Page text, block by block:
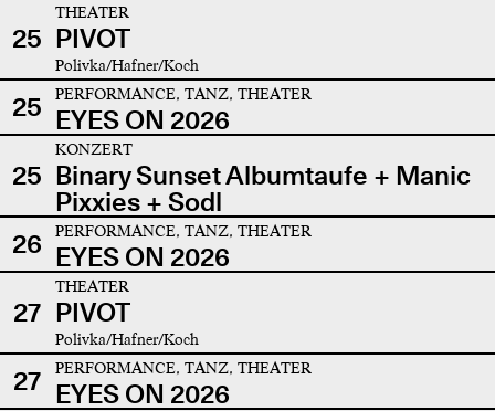
25
THEATER
PIVOT
Polivka/Hafner/Koch
25 PERFORMANCE, TANZ, THEATER
EYES ON 2026
25
KONZERT
Binary Sunset Albumtaufe + Manic
Pixxies + Sodl
26
PERFORMANCE, TANZ, THEATER
EYES ON 2026
27
THEATER
PIVOT
Polivka/Hafner/Koch
27 PERFORMANCE, TANZ, THEATER
EYES ON 2026